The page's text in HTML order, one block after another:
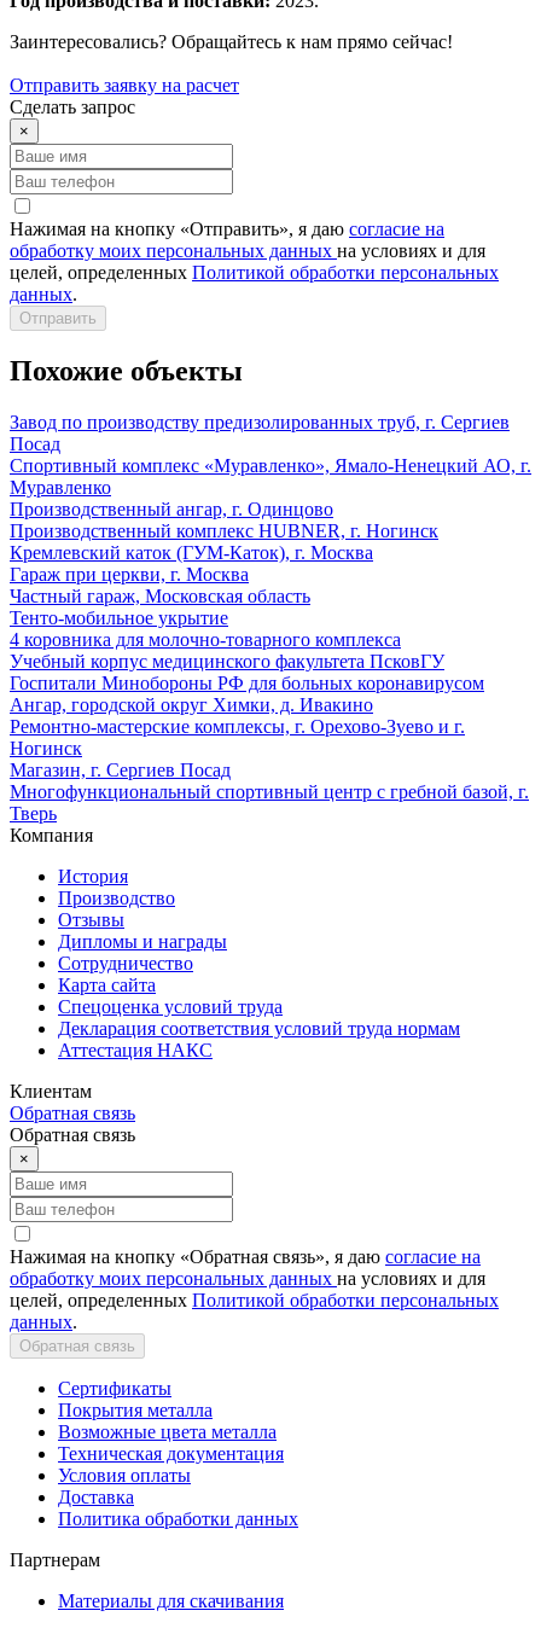
Заинтересовались? Обращайтесь к нам прямо сейчас!
Отправить заявку на расчет
Сделать запрос
×
Нажимая на кнопку «Отправить», я даю согласие на
обработку моих персональных данных на условиях и для
целей, определенных Политикой обработки персональных
данных.
Отправить
Похожие объекты
Завод по производству предизолированных труб, г. Сергиев
Посад
Спортивный комплекс «Муравленко», Ямало-Ненецкий АО, г.
Муравленко
Производственный ангар, г. Одинцово
Производственный комплекс HUBNER, г. Ногинск
Кремлевский каток (ГУМ-Каток), г. Москва
Гараж при церкви, г. Москва
Частный гараж, Московская область
Тенто-мобильное укрытие
4 коровника для молочно-товарного комплекса
Учебный корпус медицинского факультета ПсковГУ
Госпитали Минобороны РФ для больных коронавирусом
Ангар, городской округ Химки, д. Ивакино
Ремонтно-мастерские комплексы, г. Орехово-Зуево и г.
Ногинск
Магазин, г. Сергиев Посад
Многофункциональный спортивный центр с гребной базой, г.
Тверь
Компания
История
Производство
Отзывы
Дипломы и награды
Сотрудничество
Карта сайта
Спецоценка условий труда
Декларация соответствия условий труда нормам
Аттестация НАКС
Клиентам
Обратная связь
Обратная связь
×
Нажимая на кнопку «Обратная связь», я даю согласие на
обработку моих персональных данных на условиях и для
целей, определенных Политикой обработки персональных
данных.
Обратная связь
Сертификаты
Покрытия металла
Возможные цвета металла
Техническая документация
Условия оплаты
Доставка
Политика обработки данных
Партнерам
Материалы для скачивания